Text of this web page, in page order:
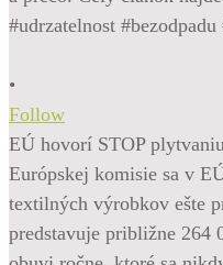
•
Follow
EÚ hovorí STOP
Európskej komisie sa v
textilných výrobkov ešte
predstavuje približne 264